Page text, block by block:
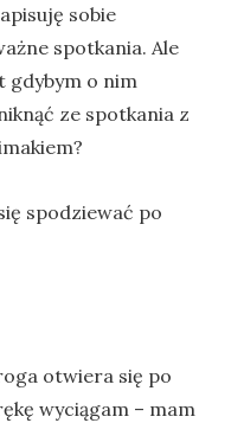
sobie
spotkania. Ale
gdybym o nim
ze spotkania z
spodziewać po
otwiera się po
wyciągam – mam